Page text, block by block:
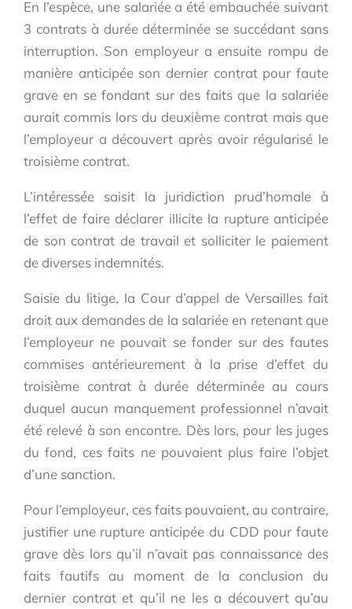
En l’espèce, une salariée a été embauchée suivant
3 contrats à durée déterminée se succédant sans
interruption. Son employeur a ensuite rompu de
manière anticipée son dernier contrat pour faute
grave en se fondant sur des faits que la salariée
aurait commis lors du deuxième contrat mais que
l’employeur a découvert après avoir régularisé le
troisième contrat.
L’intéressée saisit la juridiction prud’homale à
l’effet de faire déclarer illicite la rupture anticipée
de son contrat de travail et solliciter le paiement
de diverses indemnités.
Saisie du litige, la Cour d’appel de Versailles fait
droit aux demandes de la salariée en retenant que
l’employeur ne pouvait se fonder sur des fautes
commises antérieurement à la prise d’effet du
troisième contrat à durée déterminée au cours
duquel aucun manquement professionnel n’avait
été relevé à son encontre. Dès lors, pour les juges
du fond, ces faits ne pouvaient plus faire l’objet
d’une sanction.
Pour l’employeur, ces faits pouvaient, au contraire,
justifier une rupture anticipée du CDD pour faute
grave dès lors qu’il n’avait pas connaissance des
faits fautifs au moment de la conclusion du
dernier contrat et qu’il ne les a découvert qu’au